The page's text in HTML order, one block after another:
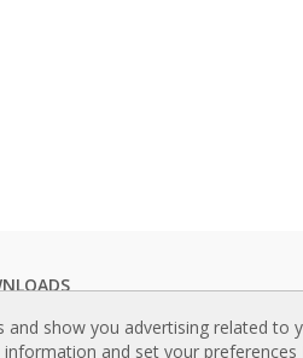
de cortinas de ar
técnica
show you advertising related
and set your preferences